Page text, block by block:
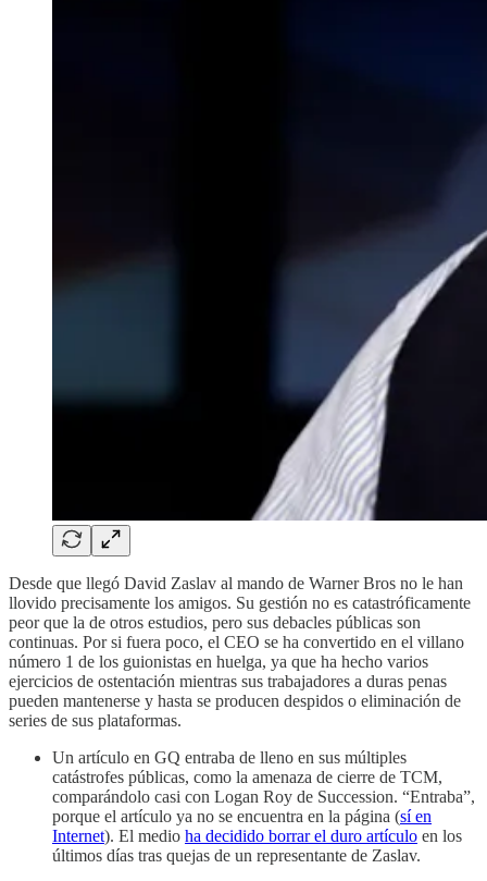
Desde que llegó David Zaslav al mando de Warner Bros no le han
llovido precisamente los amigos. Su gestión no es catastróficamente
peor que la de otros estudios, pero sus debacles públicas son
continuas. Por si fuera poco, el CEO se ha convertido en el villano
número 1 de los guionistas en huelga, ya que ha hecho varios
ejercicios de ostentación mientras sus trabajadores a duras penas
pueden mantenerse y hasta se producen despidos o eliminación de
series de sus plataformas.
Un artículo en GQ entraba de lleno en sus múltiples
catástrofes públicas, como la amenaza de cierre de TCM,
comparándolo casi con Logan Roy de Succession. “Entraba”,
porque el artículo ya no se encuentra en la página (sí en
Internet). El medio ha decidido borrar el duro artículo en los
últimos días tras quejas de un representante de Zaslav.